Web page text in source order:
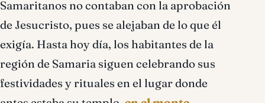
Samaritanos no contaban con la aprobación
de Jesucristo, pues se alejaban de lo que él
exigía. Hasta hoy día, los habitantes de la
región de Samaria siguen celebrando sus
festividades y rituales en el lugar donde